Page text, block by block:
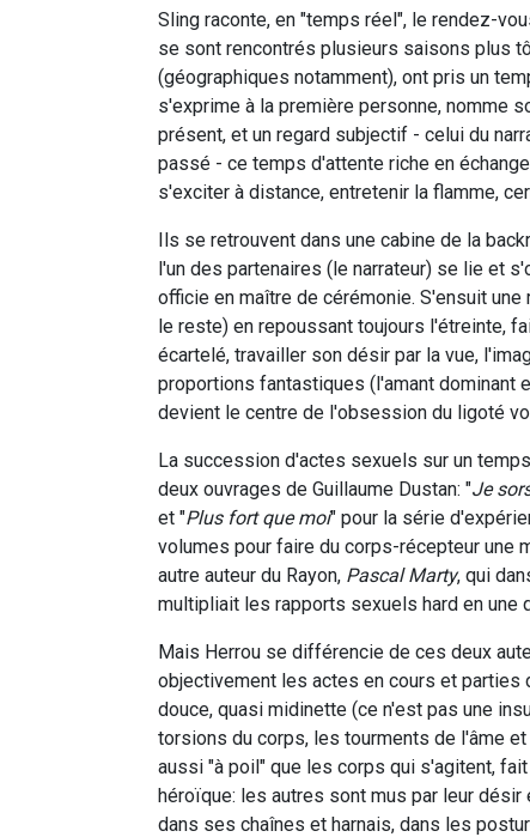
Sling raconte, en "temps réel", le rendez-
se sont rencontrés plusieurs saisons plus
(géographiques notamment), ont pris un
s'exprime à la première personne, nomme
présent, et un regard subjectif - celui du
passé - ce temps d'attente riche en
s'exciter à distance, entretenir la flamme,
Ils se retrouvent dans une cabine de la
l'un des partenaires (le narrateur) se lie et
officie en maître de cérémonie. S'ensuit
le reste) en repoussant toujours l'étreinte,
écartelé, travailler son désir par la vue,
proportions fantastiques (l'amant dominant
devient le centre de l'obsession du ligoté
La succession d'actes sexuels sur un
deux ouvrages de Guillaume Dustan: "Je
et "Plus fort que moi" pour la série
volumes pour faire du corps-récepteur une
autre auteur du Rayon, Pascal Marty, qui
multipliait les rapports sexuels hard en une
Mais Herrou se différencie de ces deux
objectivement les actes en cours et
douce, quasi midinette (ce n'est pas une
torsions du corps, les tourments de l'âme
aussi "à poil" que les corps qui s'agitent,
héroïque: les autres sont mus par leur
dans ses chaînes et harnais, dans les